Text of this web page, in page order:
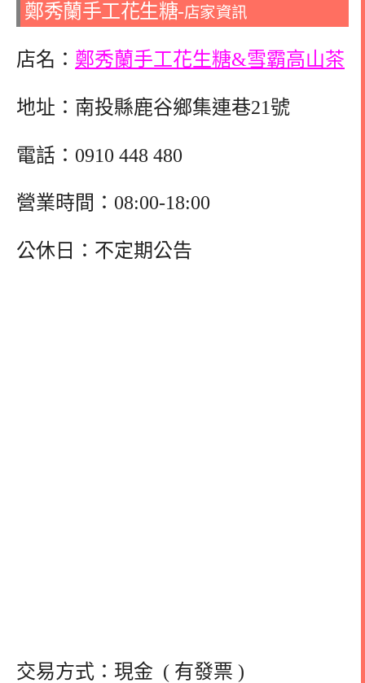
鄭秀蘭手工花生糖-店家資訊
店名： 鄭秀蘭手工花生糖&雪霸高山茶
地址：南投縣鹿谷鄉集連巷21號
電話：0910 448 480
營業時間：08:00-18:00
公休日：不定期公告
交易方式：現金 ( 有發票 )